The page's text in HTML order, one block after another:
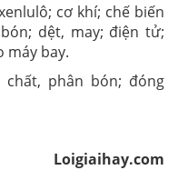
cơ khí; chế biến
dệt, may; điện tử;
máy bay.
chất, phân bón; đóng
Loigiaihay.com